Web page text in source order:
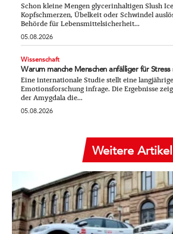
Schon kleine Mengen glycerinhaltigen Slush
Kopfschmerzen, Übelkeit oder Schwindel
Behörde für Lebensmittelsicherheit...
05.08.2026
Wissenschaft
Warum manche Menschen anfälliger für Stress
Eine internationale Studie stellt eine
Emotionsforschung infrage. Die Ergebnisse
der Amygdala die...
05.08.2026
Weitere Artikel